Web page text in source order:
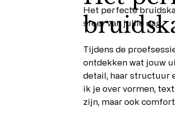
Het perfecte
sfeer van jullie dag.
Tijdens de
ontdekken wat jouw
detail, haar structuur
ik je over vormen,
zijn, maar ook